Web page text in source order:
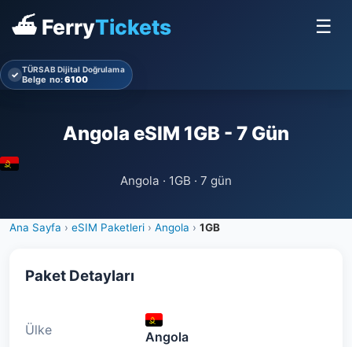
⛴ FerryTickets ☰
✓ TÜRSAB Dijital Doğrulama
Belge no:6100
Angola eSIM 1GB - 7 Gün
Angola · 1GB · 7 gün
Ana Sayfa › eSIM Paketleri › Angola › 1GB
Paket Detayları
Ülke Angola